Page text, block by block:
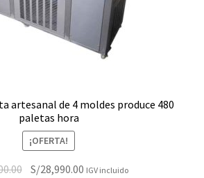
artesanal de 4 moldes produce 480
paletas hora
¡OFERTA!
ElS/28,990.00 El
IGV incluido